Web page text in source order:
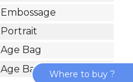
Embossage
Portrait
Age Bag
Age Bag Where to buy ?